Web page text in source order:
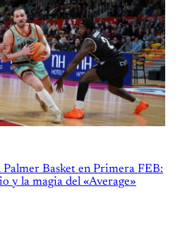
Basket en Primera FEB:
y la magia del «Average»